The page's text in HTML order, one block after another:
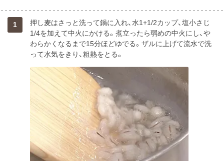
1
押し麦はさっと洗って鍋に入れ、水1+1/2カップ、塩小さじ
1/4を加えて中火にかける。煮立ったら弱めの中火にし、や
わらかくなるまで15分ほどゆでる。ザルに上げて流水で洗
って水気をきり、粗熱をとる。